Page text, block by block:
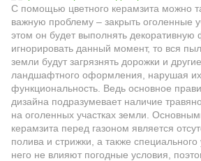
С помощью цветного керамзита можно
важную проблему – закрыть оголенные
этом он будет выполнять
игнорировать данный момент, то вся
земли будут загрязнять дорожки и
ландшафтного оформления, нарушая их
функциональность. Ведь основное
дизайна подразумевает наличие
на оголенных участках земли.
керамзита перед газоном является
полива и стрижки, а также
него не влияют погодные условия,